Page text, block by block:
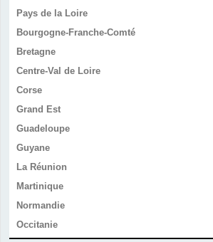
Pays de la Loire
Bourgogne-Franche-Comté
Bretagne
Centre-Val de Loire
Corse
Grand Est
Guadeloupe
Guyane
La Réunion
Martinique
Normandie
Occitanie